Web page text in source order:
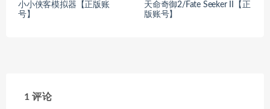
小小侠客模拟器【正版账
号】
天命奇御2/Fate Seeker II【正
版账号】
1 评论